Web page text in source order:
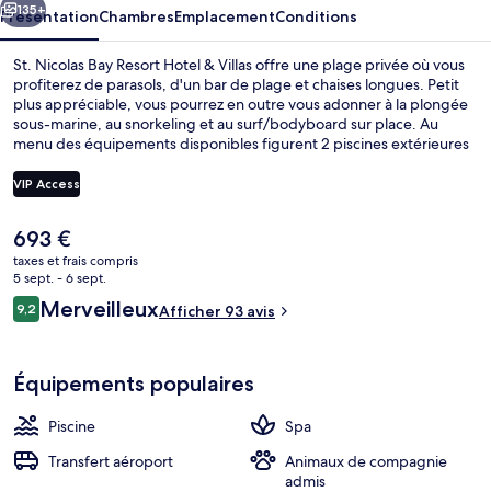
Hotel
&
Villas
135+
PrésentationChambresEmplacementConditions
St. Nicolas Bay Resort Hotel & Villas offre une plage privée où vous
profiterez de parasols, d'un bar de plage et chaises longues. Petit
plus appréciable, vous pourrez en outre vous adonner à la plongée
sous-marine, au snorkeling et au surf/bodyboard sur place. Au
menu des équipements disponibles figurent 2 piscines extérieures
Vous pourrez également prendre soin de vous au spa grâce à des
massages, des enveloppements corporels et des soins du visage.
s'enorgueillir de vues sur la mer et sert le petit déjeuner. Cet hôtel
de luxe abrite en outre 3 bars/lounges, un club pour enfants
(gratuit) et un bar en bord de piscine.
VIP Access
Le
prix
actuel
est
de
693 €
taxes et frais compris
5 sept. - 6 sept.
Avis
voyageurs
9,29,2 sur 10
MerveilleuxAfficher 93 avis
Équipements populaires
Piscine
Spa
Transfert aéroport
Animaux de compagnie
admis